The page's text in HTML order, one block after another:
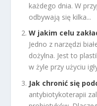
każdego dnia. W
odbywają się kilka...
W jakim celu
Jedno z narzędzi
dożylna. Jest to
w żyle przy użyciu
Jak chronić się
antybiotykoterapii